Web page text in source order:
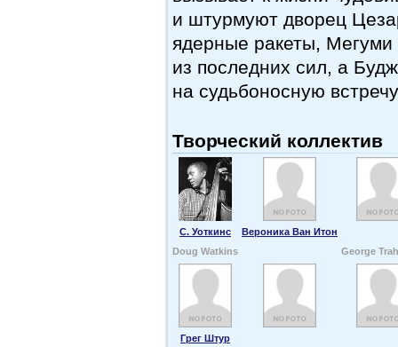
и штурмуют дворец
ядерные ракеты,
из последних сил, а
на судьбоносную
Творческий коллектив
С. Уоткинс
Вероника Ван Итон
Doug Watkins
George
Грег Штур